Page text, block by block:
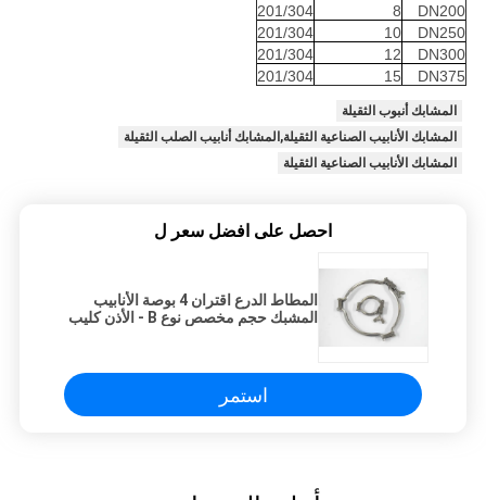
DN200
8
201/304
DN250
10
201/304
DN300
12
201/304
DN375
15
201/304
المشابك أنبوب الثقيلة
المشابك الأنابيب الصناعية الثقيلة,المشابك أنابيب الصلب الثقيلة
المشابك الأنابيب الصناعية الثقيلة
احصل على افضل سعر ل
المطاط الدرع اقتران 4 بوصة الأنابيب
المشبك حجم مخصص نوع B - الأذن كليب
استمر